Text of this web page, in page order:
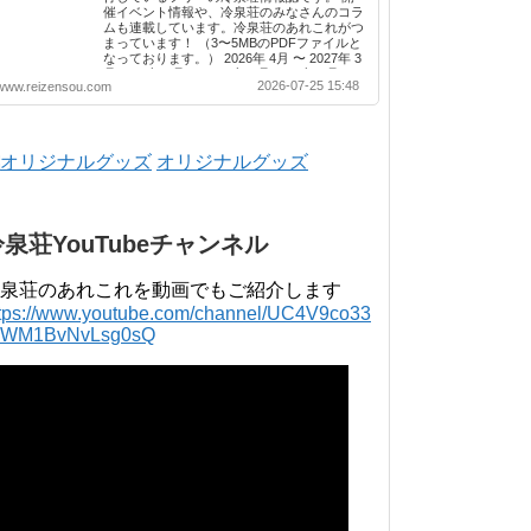
催イベント情報や、冷泉荘のみなさんのコラ
ムも連載しています。冷泉荘のあれこれがつ
まっています！ （3〜5MBのPDFファイルと
なっております。） 2026年 4月 〜 2027年 3
2025年 3月 2023年 4月 〜 2024年 3月 2022
年 4月 〜 2023年 3月 2021年 4月 〜 2022年
年 4月 〜 2018年 3月 2016年 4月 〜 2017年
3月 2015年 4月 〜 2016年 3月 2014年 4月 〜
2026-07-25 15:48
オリジナルグッズ
泉荘YouTubeチャンネル
荘のあれこれを動画でもご紹介します
www.youtube.com/channel/UC4V9co33